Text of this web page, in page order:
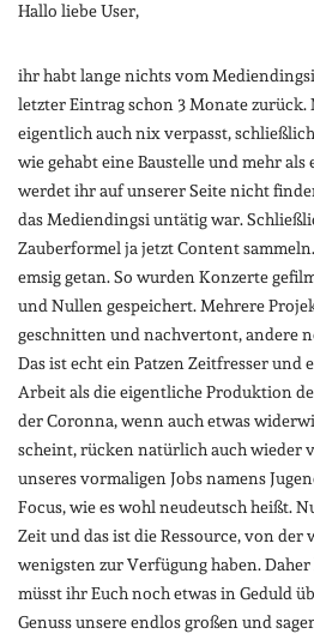
Hallo liebe User,
ihr habt lange nichts vom
letzter Eintrag schon 3 Monate zurück.
eigentlich auch nix verpasst,
wie gehabt eine Baustelle und mehr
werdet ihr auf unserer Seite nicht
das Mediendingsi untätig war.
Zauberformel ja jetzt Content
emsig getan. So wurden Konzerte
und Nullen gespeichert. Mehrere
geschnitten und nachvertont, andere
Das ist echt ein Patzen Zeitfresser
Arbeit als die eigentliche Produktion
der Coronna, wenn auch etwas
scheint, rücken natürlich auch wieder
unseres vormaligen Jobs namens
Focus, wie es wohl neudeutsch heißt.
Zeit und das ist die Ressource, von der
wenigsten zur Verfügung haben.
müsst ihr Euch noch etwas in Geduld
Genuss unsere endlos großen und